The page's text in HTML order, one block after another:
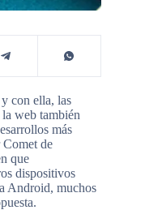
con ella, las
web también
más
Comet de
que
dispositivos
Android, muchos